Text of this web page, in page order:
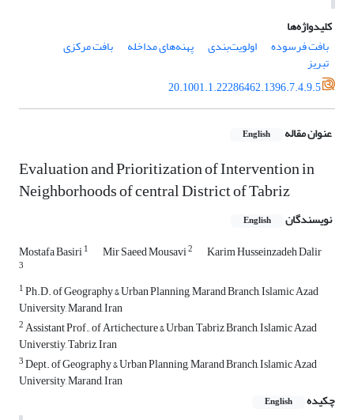
کلیدواژه‌ها
بافت فرسوده
اولویت‌بندی پهنه‌های مداخله بافت مرکزی
تبریز
20.1001.1.22286462.1396.7.4.9.5
عنوان مقاله English
Evaluation and Prioritization of Intervention in
Neighborhoods of central District of Tabriz
نویسندگان English
Mostafa Basiri1 Mir Saeed Mousavi2 Karim Husseinzadeh Dalir
3
1Ph.D. of Geography & Urban Planning, Marand Branch, Islamic Azad
University, Marand, Iran
2Assistant Prof., of Artichecture & Urban, Tabriz Branch, Islamic Azad
Universtiy, Tabriz, Iran
3Dept. of Geography & Urban Planning, Marand Branch, Islamic Azad
University, Marand, Iran
چکیده
English